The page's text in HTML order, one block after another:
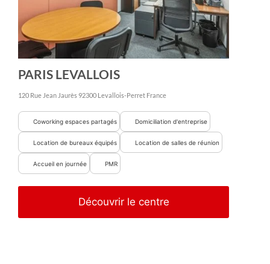
PARIS LEVALLOIS
120 Rue Jean Jaurès 92300 Levallois-Perret France
Coworking espaces partagés Domiciliation d'entreprise
Location de bureaux équipés Location de salles de réunion
Accueil en journée PMR
Découvrir le centre